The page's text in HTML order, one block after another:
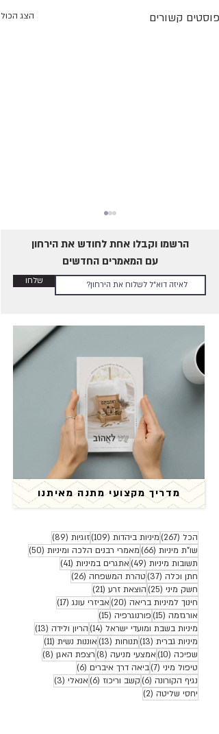
פוסטים קשורים הצג הכול
כמה פעמים בשבוע מומלץ
הרשמו וקבלו אחת לחודש את הירחון
עם המאמרים החדשים
שלחו
מדריך מקצועי מתנה מאיתנו
הכל (267) 267 פוסטים
מיניות ביהדות (109) 109 פוסטים
זוגיות (89)
89 פוסטים
שו"ת מיניות (66) 66 פוסטים
מאמרי רבנים הלכה ומיניות (50)
50 פוסטים
תשובות מיניות (49) 49 פוסטים
אתגרים במיניות (41)
41 פוסטים
חתן וכלה (37) 37 פוסטים
טהרת המשפחה (26)
26 פוסטים
חשק מיני (25) 25 פוסטים
הוצאת זרע (21)
21 פוסטים
חינוך למיניות בריאה (20) 20 פוסטים
אביזרי עונג (17)
17 פוסטים
אורגזמה (15) 15 פוסטיםפורנוגרפיה (15)
15 פוסטים
מיניות בשבת ומועדי ישראל (14) 14 פוסטיםהריון ולידה (13)
13 פוסטים
מיניות גברית (13) 13 פוסטיםתנוחות (13) 13 פוסטיםאוננות נשית (11)
11 פוסטים
שפיכה (10) 10 פוסטיםאמצעי מניעה (8) 8 פוסטיםרצפת האגן (8)
8 פוסטים
טיפול מיני (7) 7 פוסטיםביאה דרך איברים (6)
6 פוסטים
נגיף הקורונה (6) 6 פוסטיםקשב וריכוז (6) 6 פוסטיםאנאלי (3)
3 פוסטים
יחסי שליטה (2) 2 פוסטים